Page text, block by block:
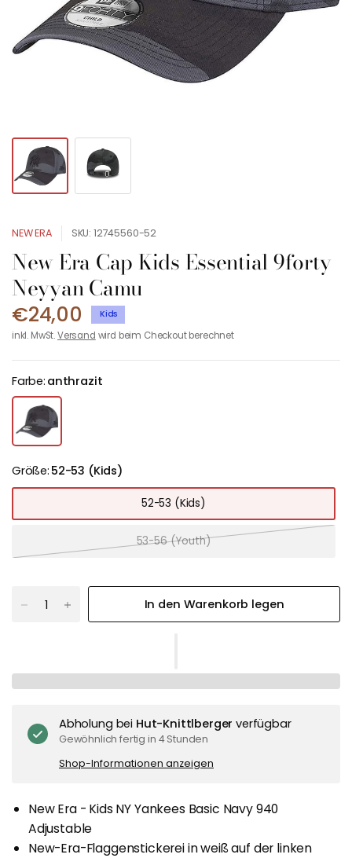
NEW ERA SKU: 12745560-52
New Era Cap Kids Essential 9forty
Neyyan Camu
€24,00 Kids
inkl. MwSt.Versand wird beim Checkout berechnet
Farbe: anthrazit
Größe: 52-53 (Kids)
52-53 (Kids)
53-56 (Youth)
In den Warenkorb legen
Abholung bei Hut-Knittlberger verfügbar
Gewöhnlich fertig in 4 Stunden
Shop-Informationen anzeigen
New Era - Kids NY Yankees Basic Navy 940
Adjustable
New-Era-Flaggenstickerei in weiß auf der linken